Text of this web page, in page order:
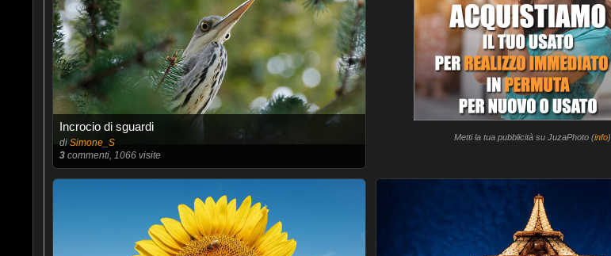
Incrocio di sguardi
di Simone_S
3commenti, 1066 visite
Metti la tua pubblicità su JuzaPhoto (info)